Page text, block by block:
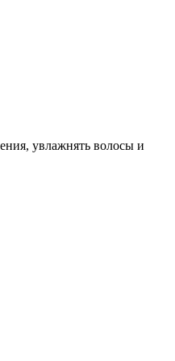
увлажнять волосы и